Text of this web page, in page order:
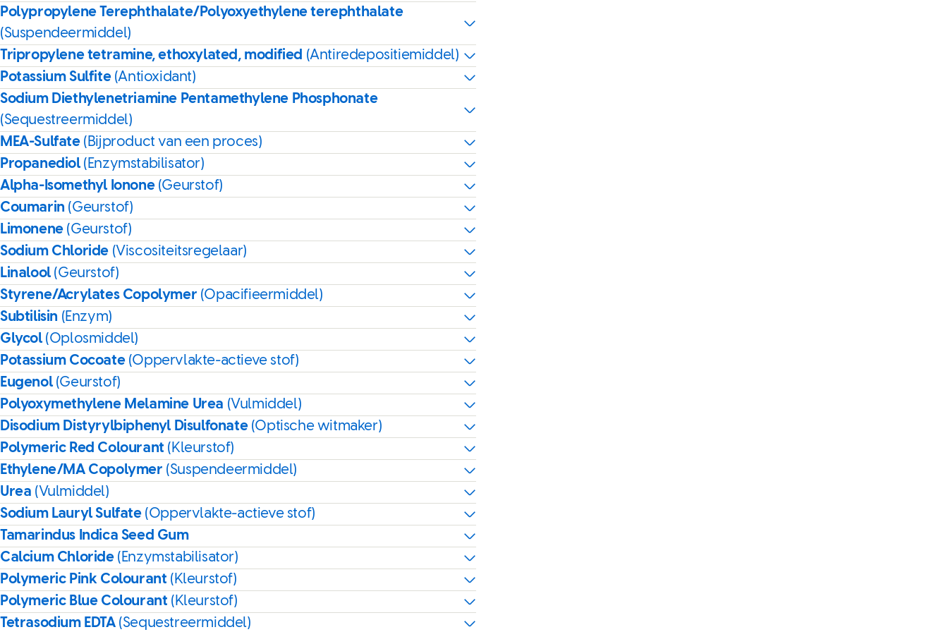
Polypropylene Terephthalate/Polyoxyethylene terephthalate
(Suspendeermiddel)
Tripropylene tetramine, ethoxylated, modified (Antiredepositiemiddel)
Potassium Sulfite (Antioxidant)
Sodium Diethylenetriamine Pentamethylene Phosphonate
(Sequestreermiddel)
MEA-Sulfate (Bijproduct van een proces)
Propanediol(Enzymstabilisator)
Alpha-Isomethyl Ionone (Geurstof)
Coumarin (Geurstof)
Limonene (Geurstof)
Sodium Chloride (Viscositeitsregelaar)
Linalool(Geurstof)
Styrene/Acrylates Copolymer (Opacifieermiddel)
Subtilisin (Enzym)
Glycol(Oplosmiddel)
Potassium Cocoate (Oppervlakte-actieve stof)
Eugenol(Geurstof)
Polyoxymethylene Melamine Urea (Vulmiddel)
Disodium Distyrylbiphenyl Disulfonate (Optische witmaker)
Polymeric Red Colourant (Kleurstof)
Ethylene/MA Copolymer (Suspendeermiddel)
Urea (Vulmiddel)
Sodium Lauryl Sulfate (Oppervlakte-actieve stof)
Tamarindus Indica Seed Gum
Calcium Chloride (Enzymstabilisator)
Polymeric Pink Colourant (Kleurstof)
Polymeric Blue Colourant (Kleurstof)
Tetrasodium EDTA (Sequestreermiddel)